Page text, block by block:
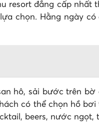
resort đẳng cấp nhất
chọn. Hằng ngày
hô, sải bước trên
có thể chọn hồ
beers, nước ngọt,